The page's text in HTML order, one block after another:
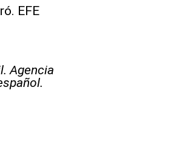
EFE
Agencia